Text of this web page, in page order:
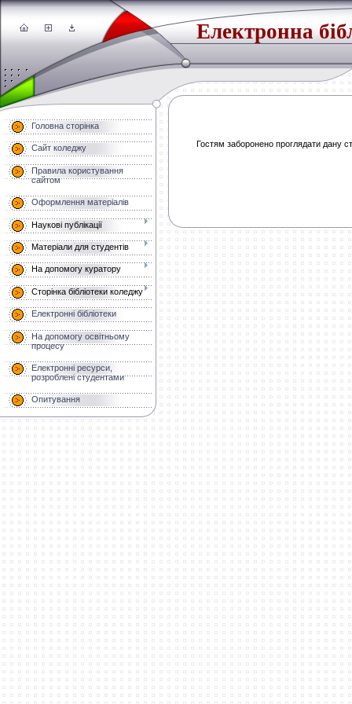
Електронна
Головна сторінка
Сайт коледжу
Правила користування
сайтом
Оформлення матеріалів
Наукові публікації
Матеріали для студентів
На допомогу куратору
Сторінка бібліотеки коледжу
Електронні бібліотеки
На допомогу освітньому
процесу
Електронні ресурси,
розроблені студентами
Опитування
Гостям заборонено проглядати дану